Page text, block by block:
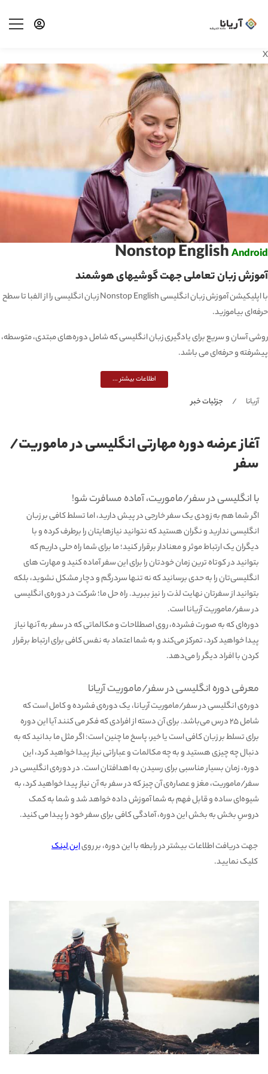
X
Nonstop EnglishAndroid
آموزش زبان تعاملی جهت گوشیهای هوشمند
با اپلیکیشن آموزش زبان انگلیسی Nonstop English زبان انگلیسی را از الفبا تا سطح
حرفه‌ای بیاموزید.
روشی آسان و سریع برای یادگیری زبان انگلیسی که شامل دوره‌های مبتدی، متوسطه،
پیشرفته و حرفه‌ای می باشد.
اطلاعات بیشتر ...
آریانا جزئیات خبر
آغاز عرضه دوره‌ مهارتی انگلیسی در ماموریت/
سفر
با انگلیسی در سفر/ماموریت، آماده مسافرت شو!
اگر شما هم به زودی یک سفر خارجی در پیش دارید، اما تسلط کافی بر زبان
انگلیسی ندارید و نگران هستید که نتوانید نیازهایتان را برطرف کرده و با
دیگران یک ارتباط موثر و معنادار برقرار کنید؛ ما برای شما راه حلی داریم که
بتوانید در کوتاه ترین زمان خودتان را برای این سفر آماده کنید و مهارت های
انگلیسی‌تان را به حدی برسانید که نه تنها سردرگم و دچار مشکل نشوید، بلکه
بتوانید از سفرتان نهایت لذت را نیز ببرید. راه حل ما؛ شرکت در دوره‌ی انگلیسی
در سفر/ماموریت آریانا است.
دوره‌ای که به صورت فشرده، روی اصطلاحات و مکالماتی که در سفر به آنها نیاز
پیدا خواهید کرد، تمرکز می‌کند و به شما اعتماد به نفس کافی برای ارتباط برقرار
کردن با افراد دیگر را می‌دهد.
معرفی دوره انگلیسی در سفر/ماموریت آریانا
دوره‌ی انگلیسی در سفر/ماموریت آریانا، یک دوره‌ی فشرده و کامل است که
شامل 25 درس می‌باشد. برای آن دسته از افرادی که فکر می کنند آیا این دوره
برای تسلط بر زبان کافی است یا خیر، پاسخ ما چنین است: اگر مثل ما بدانید که به
دنبال چه چیزی هستید و به چه مکالمات و عباراتی نیاز پیدا خواهید کرد، این
دوره، زمان بسیار مناسبی برای رسیدن به اهدافتان است. در دوره‌ی انگلیسی در
سفر/ماموریت، مغز و عصاره‌ی آن چیز که در سفر به آن نیاز پیدا خواهید کرد، به
شیوه‌ای ساده و قابل فهم به شما آموزش داده خواهد شد و شما به کمک
دروسِ بخش به بخش این دوره، آمادگی کافی برای سفر خود را پیدا می کنید.
جهت دریافت اطلاعات بیشتر در رابطه با این دوره، بر رویاین لینک
کلیک نمایید.